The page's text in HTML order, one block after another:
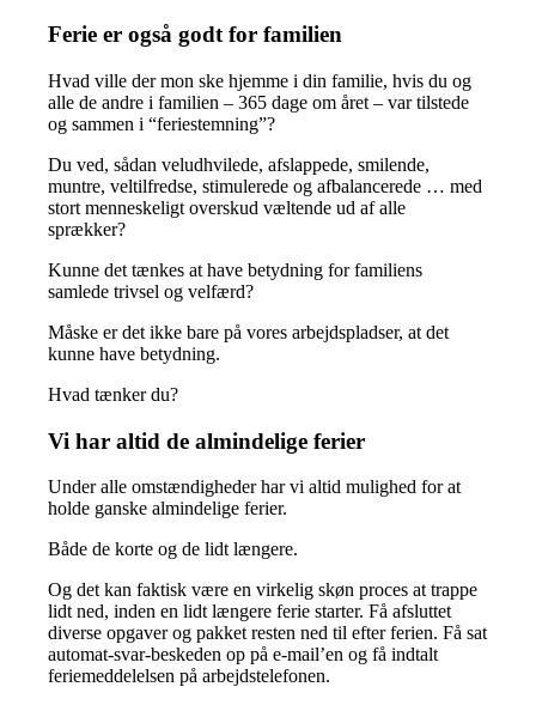
Ferie er også godt for familien
Hvad ville der mon ske hjemme i din familie, hvis du og
alle de andre i familien – 365 dage om året – var tilstede
og sammen i “feriestemning”?
Du ved, sådan veludhvilede, afslappede, smilende,
muntre, veltilfredse, stimulerede og afbalancerede … med
stort menneskeligt overskud væltende ud af alle
sprækker?
Kunne det tænkes at have betydning for familiens
samlede trivsel og velfærd?
Måske er det ikke bare på vores arbejdspladser, at det
kunne have betydning.
Hvad tænker du?
Vi har altid de almindelige ferier
Under alle omstændigheder har vi altid mulighed for at
holde ganske almindelige ferier.
Både de korte og de lidt længere.
Og det kan faktisk være en virkelig skøn proces at trappe
lidt ned, inden en lidt længere ferie starter. Få afsluttet
diverse opgaver og pakket resten ned til efter ferien. Få sat
automat-svar-beskeden op på e-mail’en og få indtalt
feriemeddelelsen på arbejdstelefonen.